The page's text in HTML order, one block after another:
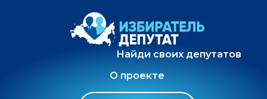
Найди своих депутатов
О проекте